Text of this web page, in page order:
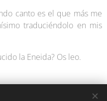
canto es el que más me
traduciéndolo en mis
la Eneida? Os leo.